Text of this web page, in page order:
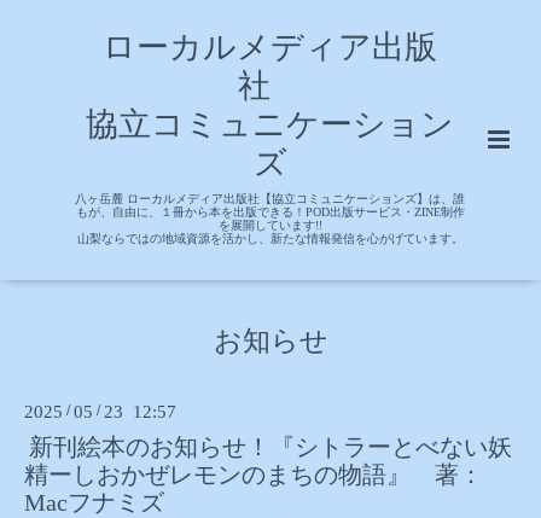
ローカルメディア出版
社
協立コミュニケーション
ズ
八ヶ岳麓 ローカルメディア出版社【協立コミュニケーションズ】は、誰
もが、自由に、１冊から本を出版できる！POD出版サービス・ZINE制作
を展開しています!!
山梨ならではの地域資源を活かし、新たな情報発信を心がげています。
お知らせ
2025 /05 / 23 12:57
新刊絵本のお知らせ！『シトラーとべない妖
精ーしおかぜレモンのまちの物語』 著：
Macフナミズ